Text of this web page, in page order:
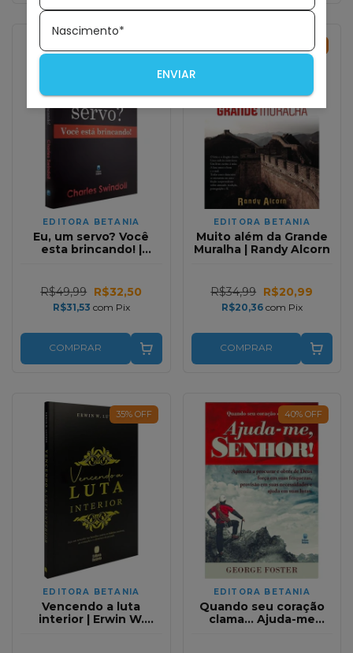
EDITORA BETANIA
Eu, um servo? Você
esta brincando! |
R$49,99 R$32,50
R$31,53 com Pix
COMPRAR
OFF
EDITORA BETANIA
Muito além da Grande
Muralha | Randy Alcorn
R$34,99 R$20,99
R$20,36 com Pix
COMPRAR
35% OFF
EDITORA BETANIA
Vencendo a luta
interior | Erwin W.
40% OFF
EDITORA BETANIA
Quando seu coração
clama... Ajuda-me
Nascimento*
ENVIAR